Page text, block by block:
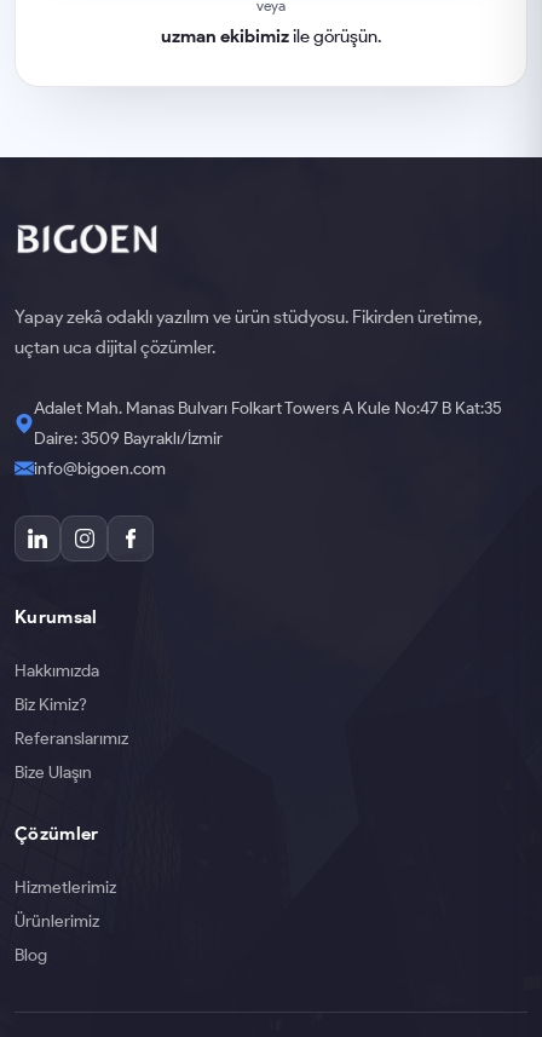
veya
uzman ekibimizile görüşün.
Yapay zekâ odaklı yazılım ve ürün stüdyosu. Fikirden üretime,
uçtan uca dijital çözümler.
Adalet Mah. Manas Bulvarı Folkart Towers A Kule No:47 B Kat:35
Daire: 3509 Bayraklı/İzmir
info@bigoen.com
Kurumsal
Hakkımızda
Biz Kimiz?
Referanslarımız
Bize Ulaşın
Çözümler
Hizmetlerimiz
Ürünlerimiz
Blog